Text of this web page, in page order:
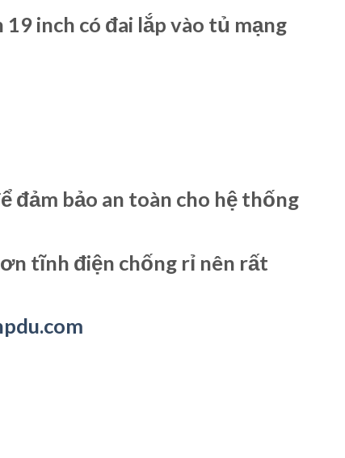
inch có đai lắp vào tủ mạng
đảm bảo an toàn cho hệ thống
tĩnh điện chống rỉ nên rất